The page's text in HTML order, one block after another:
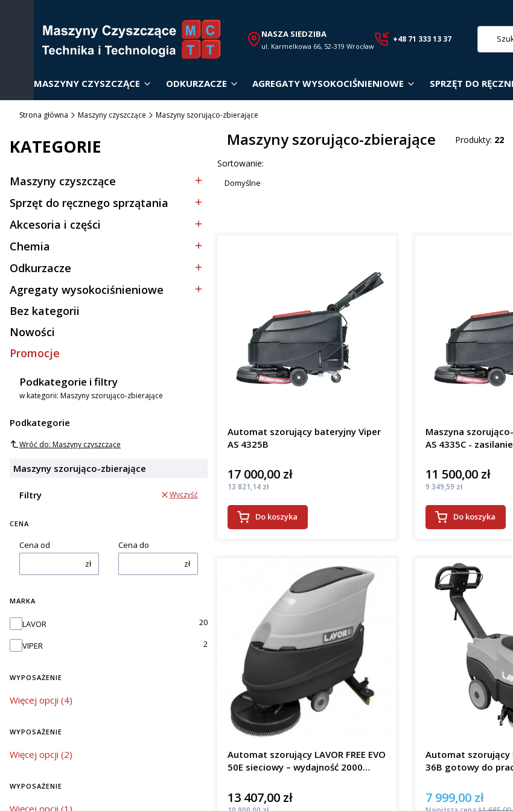
+48 71 333 13 37
NASZA SIEDZIBA
ul. Karmelkowa 66, 52-319 Wrocław
MASZYNY CZYSZCZĄCE ODKURZACZE AGREGATY WYSOKOCIŚNIENIOWE SPRZĘT DO
Strona główna Maszyny czyszczące Maszyny szorująco-zbierające
KATEGORIE
Kategoria - Maszyny czyszczące
Maszyny czyszczące
Kategoria - Sprzęt do ręcznego sprzątania
Sprzęt do ręcznego sprzątania
Kategoria - Akcesoria i części
Akcesoria i części
Kategoria - Chemia
Chemia
Kategoria - Odkurzacze
Odkurzacze
Kategoria - Agregaty wysokociśnieniowe
Agregaty wysokociśnieniowe
Kategoria - Bez kategorii
Bez kategorii
Nowości
Promocje
Podkategorie i filtry
w kategorii: Maszyny szorująco-zbierające
Podkategorie
Wróć do: Maszyny czyszczące
Maszyny szorująco-zbierające
Filtry Wyczyść
CENA
Cena od
zł
Cena do
zł
MARKA
Marka
LAVOR 20
VIPER 2
WYPOSAŻENIE
wyposażenie
Więcej opcji (4)
WYPOSAŻENIE
wyposażenie
Więcej opcji (2)
WYPOSAŻENIE
wyposażenie
Maszyny szorująco-zbierające Produkty: 22
Lista produktów
Sortowanie:
Domyślne
Automat szorujący bateryjny Viper
AS 4325B
Cena
17 000,00 zł
Cena
13 821,14 zł
Do koszyka
Maszyna
AS 4335C -
Cena
11 500,00 zł
Cena
9 349,59 zł
Do koszyka
Automat szorujący LAVOR FREE EVO
50E sieciowy – wydajność 2000
Cena
13 407,00 zł
Automat szorujący
36B gotowy do
Cena promocyjna
7 999,00 zł